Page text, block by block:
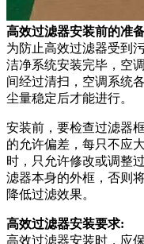
高效过滤器安装前的准
为防止高效过滤器受到
洁净系统安装完毕，空
间经过清扫，空调系统
尘量稳定后才能进行。
安装前，要检查过滤器
的允许偏差，每只不应
时，只允许修改或调整
滤器本身的外框，否则
降低过滤效果。
高效过滤器安装要求:
高效过滤器安装时，应